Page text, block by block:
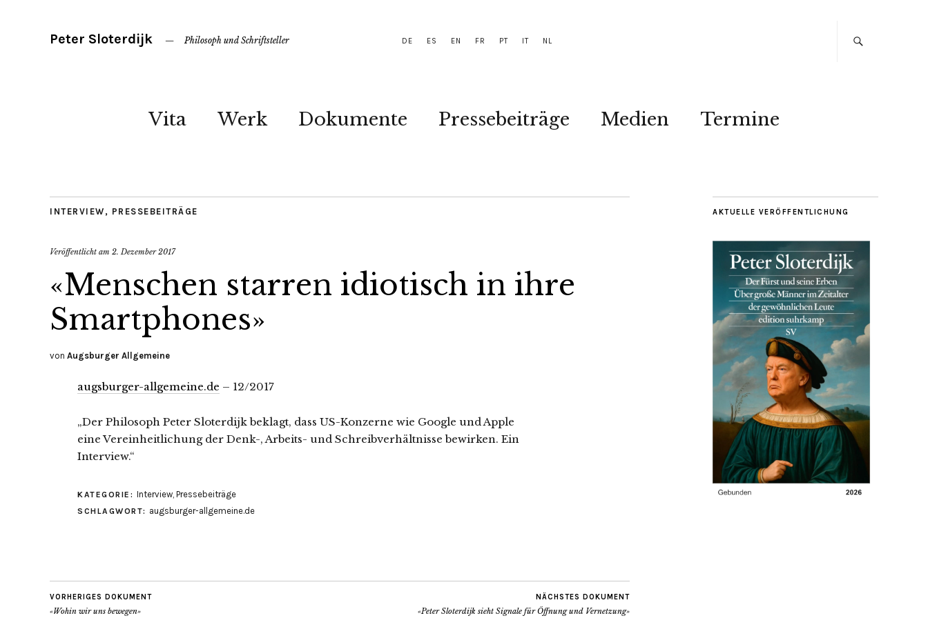
DE ES EN FR PT IT NL
Peter Sloterdijk Philosoph und Schriftsteller
Vita Werk Dokumente Pressebeiträge Medien Termine
INTERVIEW , PRESSEBEITRÄGE
Veröffentlicht am 2. Dezember 2017
«Menschen starren idiotisch in ihre
Smartphones»
von Augsburger Allgemeine
augsburger-allgemeine.de – 12/2017
„Der Philosoph Peter Sloterdijk beklagt, dass US-Konzerne wie Google und Apple
eine Vereinheitlichung der Denk-, Arbeits- und Schreibverhältnisse bewirken. Ein
Interview.“
KATEGORIE: Interview, Pressebeiträge
SCHLAGWORT: augsburger-allgemeine.de
VORHERIGES DOKUMENT
«Wohin wir uns bewegen»
NÄCHSTES DOKUMENT
«Peter Sloterdijk sieht Signale für Öffnung und Vernetzung»
AKTUELLE VERÖFFENTLICHUNG